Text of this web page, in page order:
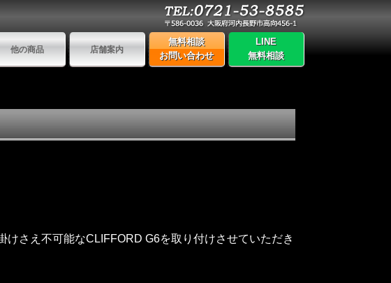
他の商品 店舗案内
無料相談
お問い合わせ
LINE
無料相談
さえ不可能なCLIFFORD G6を取り付けさせていただき